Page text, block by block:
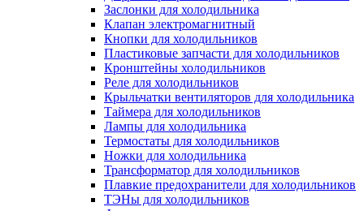
Заслонки для холодильника
Клапан электромагнитный
Кнопки для холодильников
Пластиковые запчасти для холодильников
Кронштейны холодильников
Реле для холодильников
Крыльчатки вентиляторов для холодильника
Таймера для холодильников
Лампы для холодильника
Термостаты для холодильников
Ножки для холодильника
Трансформатор для холодильников
Плавкие предохранители для холодильников
ТЭНы для холодильников